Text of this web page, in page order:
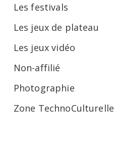
Les festivals
Les jeux de plateau
Les jeux vidéo
Non-affilié
Photographie
Zone TechnoCulturelle